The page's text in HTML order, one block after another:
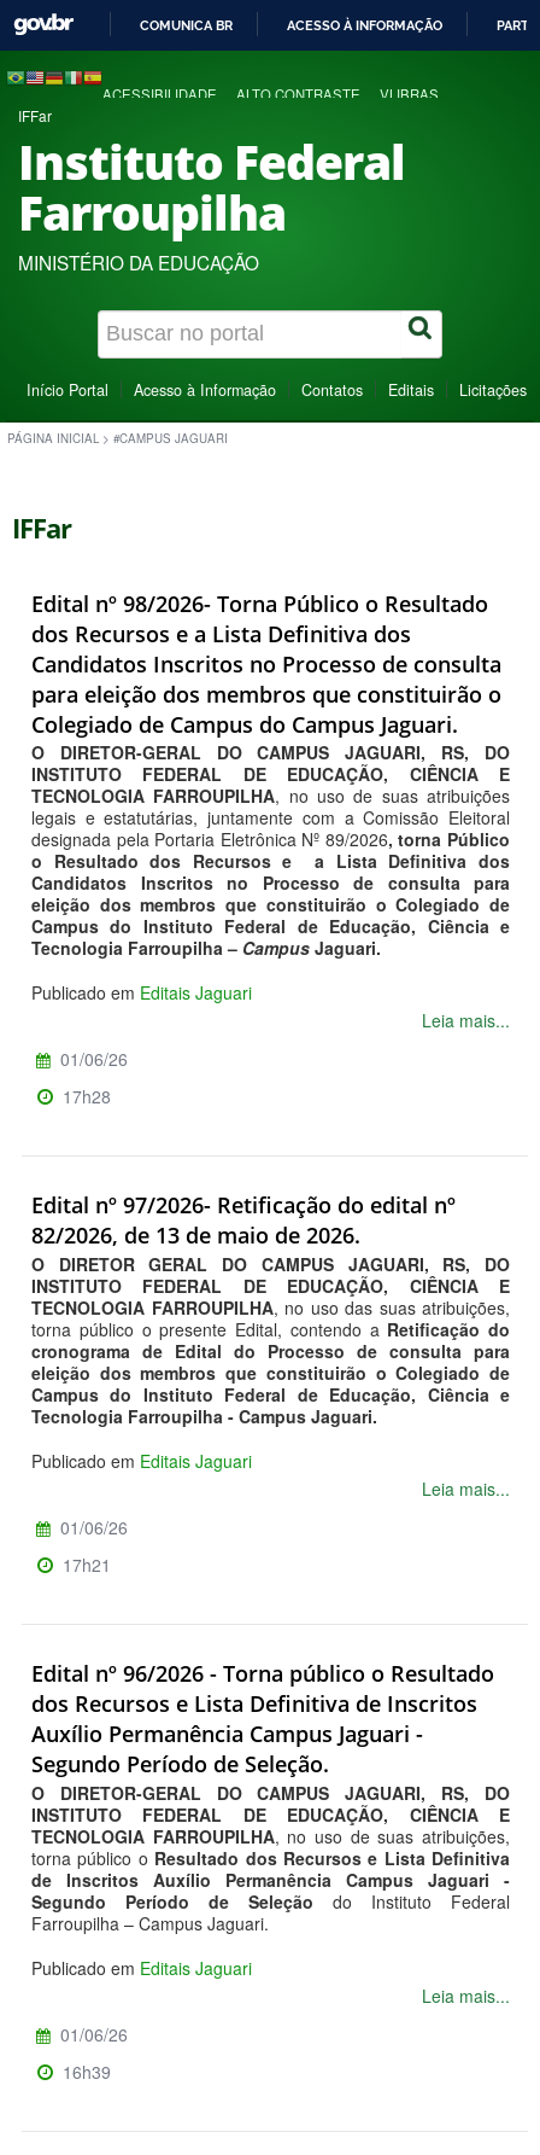
COMUNICA BR ACESSO À INFORMAÇÃO
ACESSIBILIDADE ALTO CONTRASTE VLIBRAS
IFFar
Instituto Federal
Farroupilha
MINISTÉRIO DA EDUCAÇÃO
Início Portal Acesso à Informação Contatos Editais Licitações
PÁGINA INICIAL > #CAMPUS JAGUARI
IFFar
Edital nº 98/2026- Torna Público o Resultado
dos Recursos e a Lista Definitiva dos
Candidatos Inscritos no Processo de consulta
para eleição dos membros que constituirão o
Colegiado de Campus do Campus Jaguari.
O DIRETOR-GERAL DO CAMPUS JAGUARI, RS, DO
INSTITUTO FEDERAL DE EDUCAÇÃO, CIÊNCIA E
TECNOLOGIA FARROUPILHA, no uso de suas atribuições
legais e estatutárias, juntamente com a Comissão Eleitoral
designada pela Portaria Eletrônica Nº 89/2026, torna Público
o Resultado dos Recursos e a Lista Definitiva dos
Candidatos Inscritos no Processo de consulta para
eleição dos membros que constituirão o Colegiado de
Campus do Instituto Federal de Educação, Ciência e
Tecnologia Farroupilha – Campus Jaguari.
Publicado em Editais Jaguari
Leia mais...
01/06/26
17h28
Edital nº 97/2026- Retificação do edital nº
82/2026, de 13 de maio de 2026.
O DIRETOR GERAL DO CAMPUS JAGUARI, RS, DO
INSTITUTO FEDERAL DE EDUCAÇÃO, CIÊNCIA E
TECNOLOGIA FARROUPILHA, no uso das suas atribuições,
torna público o presente Edital, contendo a Retificação do
cronograma de Edital do Processo de consulta para
eleição dos membros que constituirão o Colegiado de
Campus do Instituto Federal de Educação, Ciência e
Tecnologia Farroupilha - Campus Jaguari.
Publicado em Editais Jaguari
Leia mais...
01/06/26
17h21
Edital nº 96/2026 - Torna público o Resultado
dos Recursos e Lista Definitiva de Inscritos
Auxílio Permanência Campus Jaguari -
Segundo Período de Seleção.
O DIRETOR-GERAL DO CAMPUS JAGUARI, RS, DO
INSTITUTO FEDERAL DE EDUCAÇÃO, CIÊNCIA E
TECNOLOGIA FARROUPILHA, no uso de suas atribuições,
torna público o Resultado dos Recursos e Lista Definitiva
de Inscritos Auxílio Permanência Campus Jaguari -
Segundo Período de Seleção do Instituto Federal
Farroupilha – Campus Jaguari.
Publicado em Editais Jaguari
Leia mais...
01/06/26
16h39